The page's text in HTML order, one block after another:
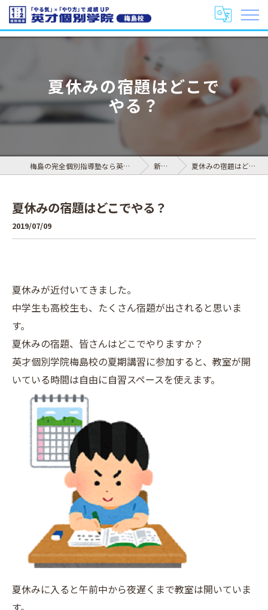
夏休みの宿題はどこで
やる？
梅島の完全個別指導塾なら英才個別学院 梅島校 新着情報 夏休みの宿題はどこでやる？
夏休みの宿題はどこでやる？
2019/07/09
夏休みが近付いてきました。
中学生も高校生も、たくさん宿題が出されると思いま
す。
夏休みの宿題、皆さんはどこでやりますか？
英才個別学院梅島校の夏期講習に参加すると、教室が開
いている時間は自由に自習スペースを使えます。
夏休みに入ると午前中から夜遅くまで教室は開いていま
す。